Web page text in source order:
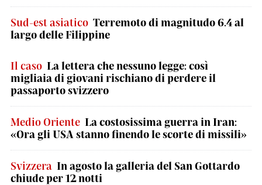
Sud-est asiatico Terremoto di magnitudo 6.4 al
largo delle Filippine
Il caso La lettera che nessuno legge: così
migliaia di giovani rischiano di perdere il
passaporto svizzero
Medio Oriente La costosissima guerra in Iran:
«Ora gli USA stanno finendo le scorte di missili»
Svizzera In agosto la galleria del San Gottardo
chiude per 12 notti